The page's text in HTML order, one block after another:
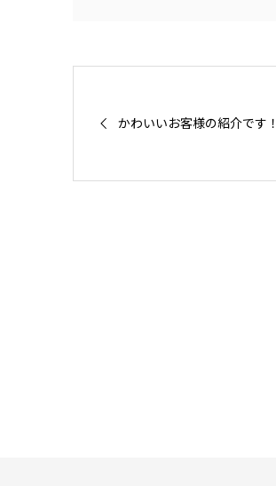
かわいいお客様の紹介です！